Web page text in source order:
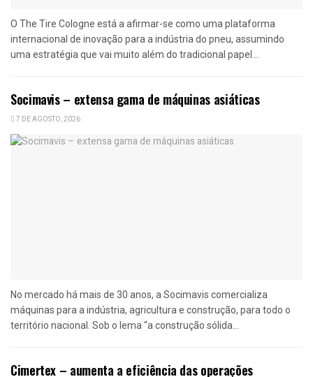
O The Tire Cologne está a afirmar-se como uma plataforma
internacional de inovação para a indústria do pneu, assumindo
uma estratégia que vai muito além do tradicional papel...
Socimavis – extensa gama de máquinas asiáticas
7 DE AGOSTO, 2026
No mercado há mais de 30 anos, a Socimavis comercializa
máquinas para a indústria, agricultura e construção, para todo o
território nacional. Sob o lema “a construção sólida...
Cimertex – aumenta a eficiência das operações